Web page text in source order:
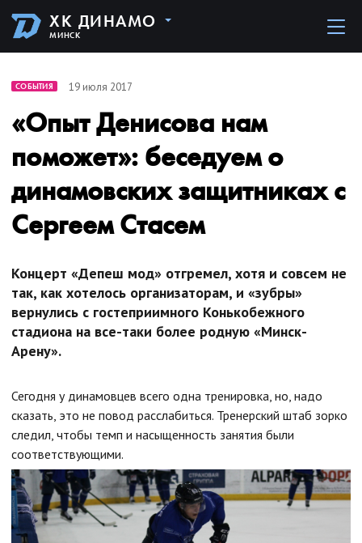
ХК ДИНАМО
МИНСК
СОБЫТИЯ 19 июля 2017
«Опыт Денисова нам
поможет»: беседуем о
динамовских защитниках с
Сергеем Стасем
Концерт «Депеш мод» отгремел, хотя и совсем не
так, как хотелось организаторам, и «зубры»
вернулись с гостеприимного Конькобежного
стадиона на все-таки более родную «Минск-
Арену».
Сегодня у динамовцев всего одна тренировка, но, надо
сказать, это не повод расслабиться. Тренерский штаб зорко
следил, чтобы темп и насыщенность занятия были
соответствующими.